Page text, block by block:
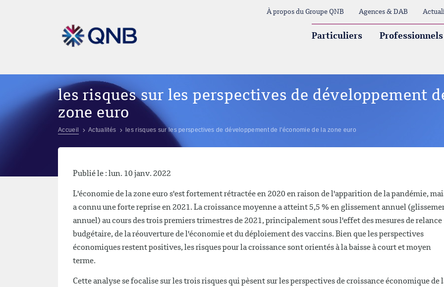
À propos du Groupe QNB Agences & DAB
Particuliers Professionnels
les risques sur les perspectives de développement
zone euro
Accueil Actualités les risques sur les perspectives de développement de l'économie de la zone euro
Publié le : lun. 10 janv. 2022
L'économie de la zone euro s'est fortement rétractée en 2020 en raison de l'apparition de la pandémie,
a connu une forte reprise en 2021. La croissance moyenne a atteint 5,5 % en glissement annuel
annuel) au cours des trois premiers trimestres de 2021, principalement sous l'effet des mesures de relance
budgétaire, de la réouverture de l'économie et du déploiement des vaccins. Bien que les perspectives
économiques restent positives, les risques pour la croissance sont orientés à la baisse à court et moyen
terme.
Cette analyse se focalise sur les trois risques qui pèsent sur les perspectives de croissance économique de